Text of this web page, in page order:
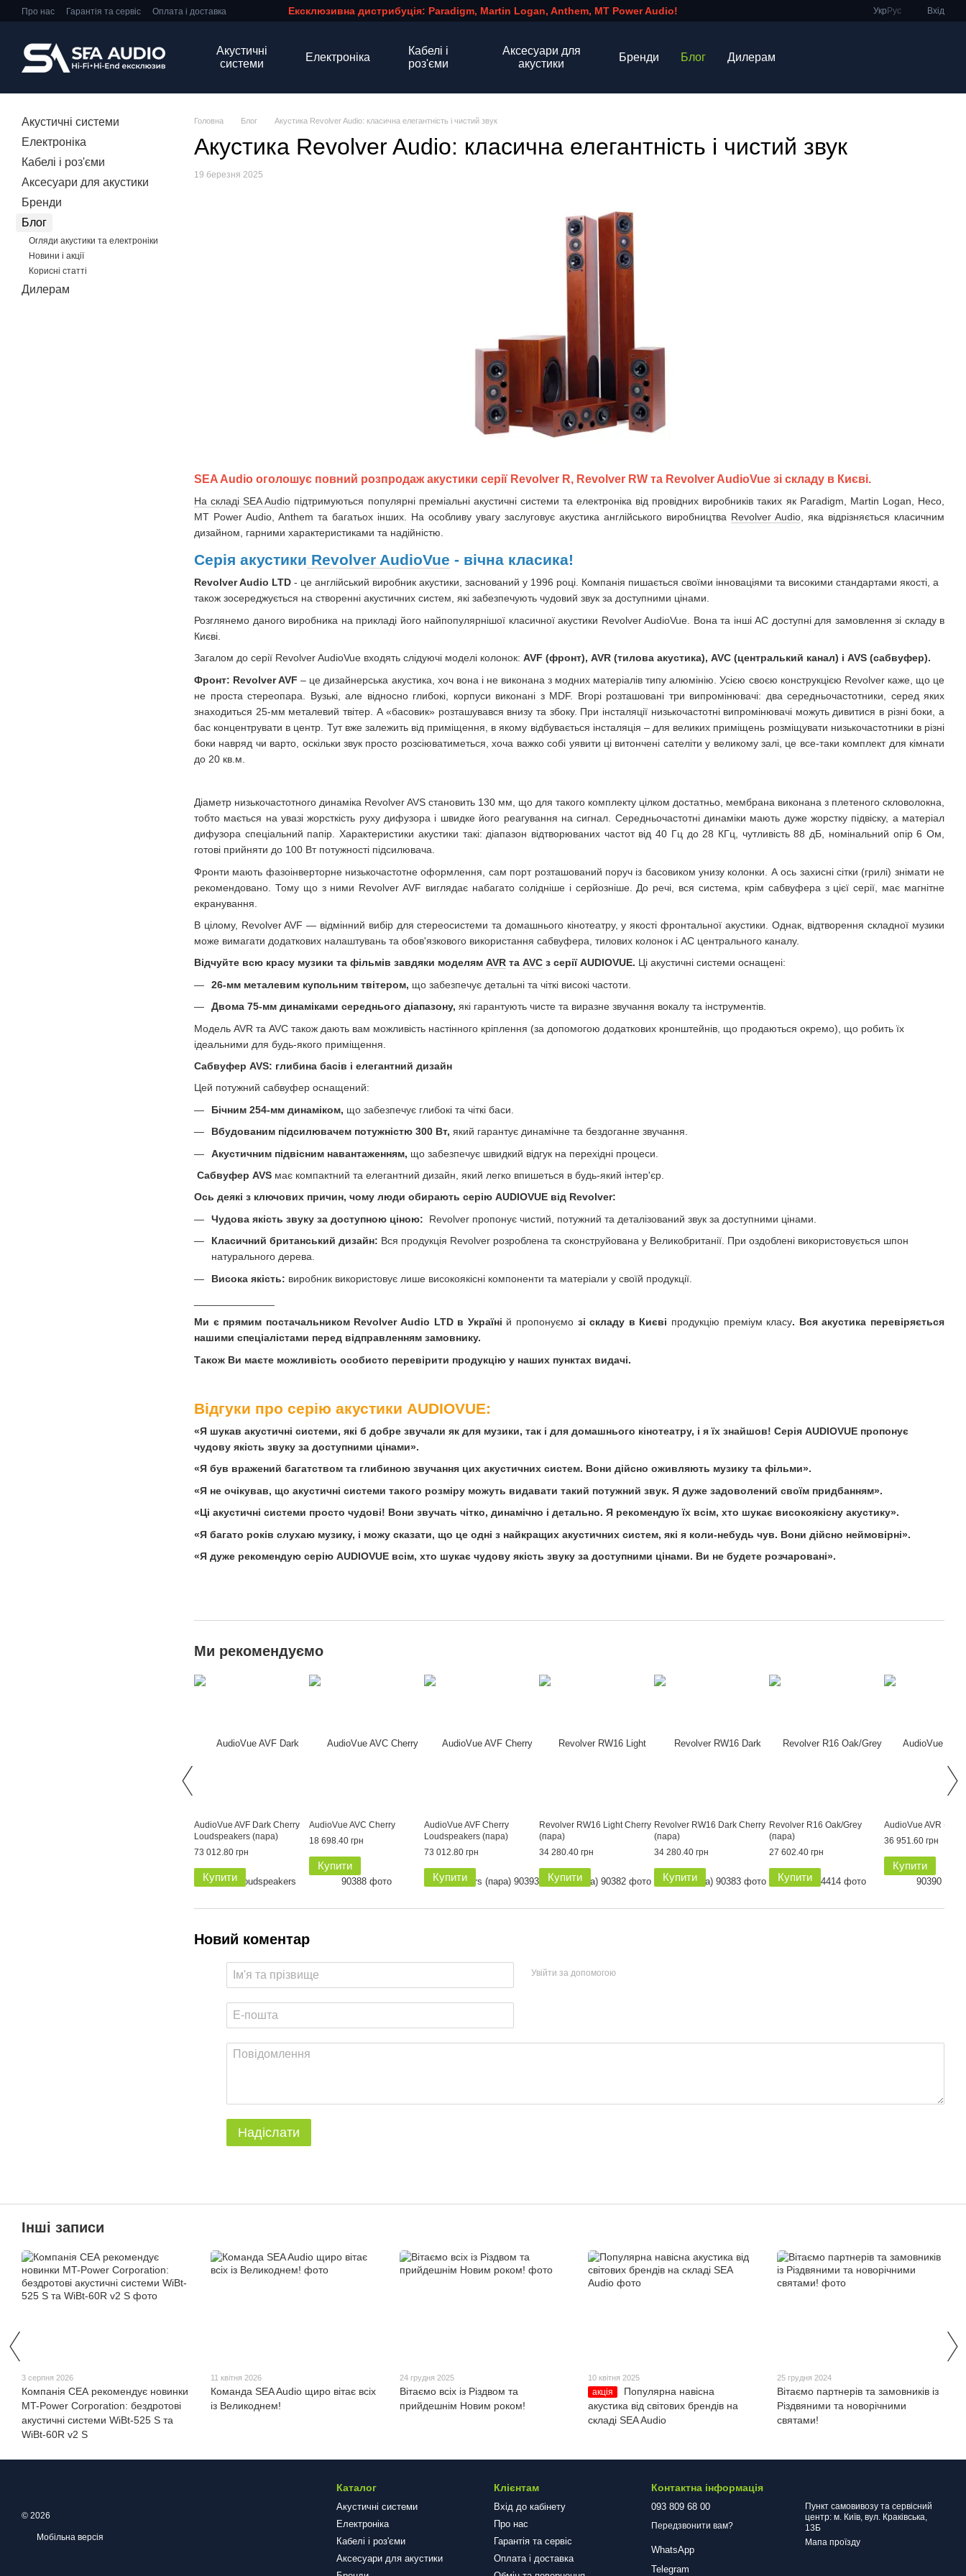
Перейти до основного контенту
Про нас Гарантія та сервіс
Оплата і доставка
Ексклюзивна дистрибуція: Paradigm, Martin Logan, Anthem, MT Power Audio! Укр Рус Вхід
Акустичні
системи
Електроніка
Кабелі і
роз'єми
Аксесуари для
акустики
Бренди Блог Дилерам
Головна Блог Акустика Revolver Audio: класична елегантність і чистий звук
Акустика Revolver Audio: класична елегантність і чистий звук
19 березня 2025
SEA Audio оголошує повний розпродаж акустики серії Revolver R, Revolver RW та Revolver AudioVue зі складу в Києві.
На складі SEA Audio підтримуються популярні преміальні акустичні системи та електроніка від провідних виробників таких як Paradigm, Martin Logan, Heco,
MT Power Audio, Anthem та багатьох інших. На особливу увагу заслуговує акустика англійського виробництва Revolver Audio, яка відрізняється класичним
дизайном, гарними характеристиками та надійністю.
Серія акустики Revolver AudioVue - вічна класика!
Revolver Audio LTD - це англійський виробник акустики, заснований у 1996 році. Компанія пишається своїми інноваціями та високими стандартами якості, а
також зосереджується на створенні акустичних систем, які забезпечують чудовий звук за доступними цінами.
Розглянемо даного виробника на прикладі його найпопулярнішої класичної акустики Revolver AudioVue. Вона та інші АС доступні для замовлення зі складу в
Києві.
Загалом до серії Revolver AudioVue входять слідуючі моделі колонок: AVF (фронт), AVR (тилова акустика), AVC (централький канал) і AVS (сабвуфер).
Фронт: Revolver AVF – це дизайнерська акустика, хоч вона і не виконана з модних матеріалів типу алюмінію. Усією своєю конструкцією Revolver каже, що це
не проста стереопара. Вузькі, але відносно глибокі, корпуси виконані з MDF. Вгорі розташовані три випромінювачі: два середньочастотники, серед яких
знаходиться 25-мм металевий твітер. А «басовик» розташувався внизу та збоку. При інсталяції низькочастотні випромінювачі можуть дивитися в різні боки, а
бас концентрувати в центр. Тут вже залежить від приміщення, в якому відбувається інсталяція – для великих приміщень розміщувати низькочастотники в різні
боки навряд чи варто, оскільки звук просто розсіюватиметься, хоча важко собі уявити ці витончені сателіти у великому залі, це все-таки комплект для кімнати
до 20 кв.м.
Діаметр низькочастотного динаміка Revolver AVS становить 130 мм, що для такого комплекту цілком достатньо, мембрана виконана з плетеного скловолокна,
тобто мається на увазі жорсткість руху дифузора і швидке його реагування на сигнал. Середньочастотні динаміки мають дуже жорстку підвіску, а матеріал
дифузора спеціальний папір. Характеристики акустики такі: діапазон відтворюваних частот від 40 Гц до 28 КГц, чутливість 88 дБ, номінальний опір 6 Ом,
готові прийняти до 100 Вт потужності підсилювача.
Фронти мають фазоінверторне низькочастотне оформлення, сам порт розташований поруч із басовиком унизу колонки. А ось захисні сітки (грилі) знімати не
рекомендовано. Тому що з ними Revolver AVF виглядає набагато солідніше і серйозніше. До речі, вся система, крім сабвуфера з цієї серії, має магнітне
екранування.
В цілому, Revolver AVF — відмінний вибір для стереосистеми та домашнього кінотеатру, у якості фронтальної акустики. Однак, відтворення складної музики
може вимагати додаткових налаштувань та обов'язкового використання сабвуфера, тилових колонок і АС центрального каналу.
Відчуйте всю красу музики та фільмів завдяки моделям AVR та AVC з серії AUDIOVUE. Ці акустичні системи оснащені:
26-мм металевим купольним твітером, що забезпечує детальні та чіткі високі частоти.
Двома 75-мм динаміками середнього діапазону, які гарантують чисте та виразне звучання вокалу та інструментів.
Модель AVR та AVC також дають вам можливість настінного кріплення (за допомогою додаткових кронштейнів, що продаються окремо), що робить їх
ідеальними для будь-якого приміщення.
Сабвуфер AVS: глибина басів і елегантний дизайн
Цей потужний сабвуфер оснащений:
Бічним 254-мм динаміком, що забезпечує глибокі та чіткі баси.
Вбудованим підсилювачем потужністю 300 Вт, який гарантує динамічне та бездоганне звучання.
Акустичним підвісним навантаженням, що забезпечує швидкий відгук на перехідні процеси.
Сабвуфер AVS має компактний та елегантний дизайн, який легко впишеться в будь-який інтер'єр.
Ось деякі з ключових причин, чому люди обирають серію AUDIOVUE від Revolver:
Чудова якість звуку за доступною ціною: Revolver пропонує чистий, потужний та деталізований звук за доступними цінами.
Класичний британський дизайн: Вся продукція Revolver розроблена та сконструйована у Великобританії. При оздоблені використовується шпон
натурального дерева.
Висока якість: виробник використовує лише високоякісні компоненти та матеріали у своїй продукції.
Ми є прямим постачальником Revolver Audio LTD в Україні й пропонуємо зі складу в Києві продукцію преміум класу. Вся акустика перевіряється
нашими спеціалістами перед відправленням замовнику.
Також Ви маєте можливість особисто перевірити продукцію у наших пунктах видачі.
Відгуки про серію акустики AUDIOVUE:
«Я шукав акустичні системи, які б добре звучали як для музики, так і для домашнього кінотеатру, і я їх знайшов! Серія AUDIOVUE пропонує
чудову якість звуку за доступними цінами».
«Я був вражений багатством та глибиною звучання цих акустичних систем. Вони дійсно оживляють музику та фільми».
«Я не очікував, що акустичні системи такого розміру можуть видавати такий потужний звук. Я дуже задоволений своїм придбанням».
«Ці акустичні системи просто чудові! Вони звучать чітко, динамічно і детально. Я рекомендую їх всім, хто шукає високоякісну акустику».
«Я багато років слухаю музику, і можу сказати, що це одні з найкращих акустичних систем, які я коли-небудь чув. Вони дійсно неймовірні».
«Я дуже рекомендую серію AUDIOVUE всім, хто шукає чудову якість звуку за доступними цінами. Ви не будете розчаровані».
Ми рекомендуємо
AudioVue AVF Dark Cherry
Loudspeakers (пара)
73 012.80 грн
Купити
AudioVue AVC Cherry
18 698.40 грн
Купити
AudioVue AVF Cherry
Loudspeakers (пара)
73 012.80 грн
Купити
Revolver RW16 Light Cherry
(пара)
34 280.40 грн
Купити
Revolver RW16 Dark Cherry
(пара)
34 280.40 грн
Купити
Revolver R16 Oak/Grey
(пара)
27 602.40 грн
Купити
AudioVue AVR
36 951.60 грн
Купити
Новий коментар
Увійти за допомогою
Надіслати
Акустичні системи
Електроніка
Кабелі і роз'єми
Аксесуари для акустики
Бренди
Блог
Огляди акустики та електроніки
Новини і акції
Корисні статті
Дилерам
Інші записи
3 серпня 2026
Компанія СЕА рекомендує новинки
MT-Power Corporation: бездротові
акустичні системи WiBt-525 S та
WiBt-60R v2 S
11 квітня 2026
Команда SEA Audio щиро вітає всіх
із Великоднем!
24 грудня 2025
Вітаємо всіх із Різдвом та
прийдешнім Новим роком!
10 квітня 2025
акція
Популярна навісна
акустика від світових брендів на
складі SEA Audio
25 грудня 2024
Вітаємо партнерів та замовників із
Різдвяними та новорічними
святами!
© 2026
Мобільна версія
Каталог
Акустичні системи
Електроніка
Кабелі і роз'єми
Аксесуари для акустики
Клієнтам
Вхід до кабінету
Про нас
Гарантія та сервіс
Оплата і доставка
Контактна інформація
093 809 68 00
Передзвонити вам?
WhatsApp
Telegram
Пункт самовивозу та сервісний
центр: м. Київ, вул. Краківська,
13Б
Мапа проїзду